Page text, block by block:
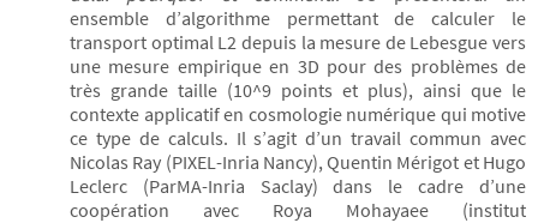
ensemble d’algorithme permettant de calculer le
transport optimal L2 depuis la mesure de Lebesgue vers
une mesure empirique en 3D pour des problèmes de
très grande taille (10^9 points et plus), ainsi que le
contexte applicatif en cosmologie numérique qui motive
ce type de calculs. Il s’agit d’un travail commun avec
Nicolas Ray (PIXEL-Inria Nancy), Quentin Mérigot et Hugo
Leclerc (ParMA-Inria Saclay) dans le cadre d’une
coopération avec Roya Mohayaee (institut